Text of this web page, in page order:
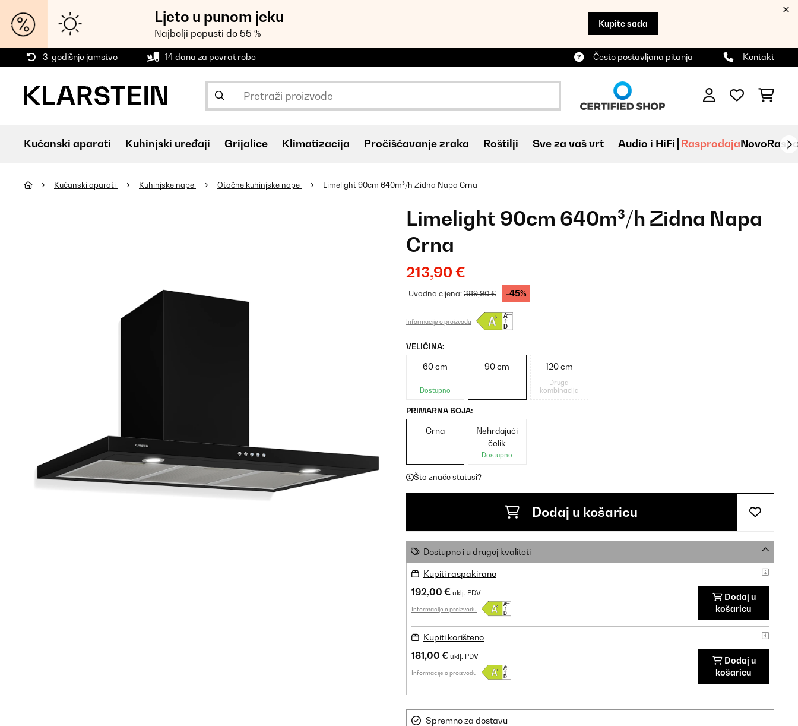
Ljeto u punom jeku
Najbolji popusti do 55 %
Kupite sada
3-godišnje jamstvo 14 dana za povrat robe Često postavljana pitanja Kontakt
Kućanski aparati Kuhinjski uređaji Grijalice Klimatizacija Pročišćavanje zraka Roštilji Sve za vaš vrt Audio i HiFi RasprodajaNovo
Kućanski aparati Kuhinjske nape Otočne kuhinjske nape Limelight 90cm 640m³/h Zidna Napa Crna
Limelight 90cm 640m³/h Zidna Napa
Crna
213,90 €
Uvodna cijena:389,90 € -45%
Informacije o proizvodu
VELIČINA:
60 cm
Dostupno
90 cm 120 cm
Druga
kombinacija
PRIMARNA BOJA:
Crna
Nehrđajući
čelik
Dostupno
Što znače statusi?
Dodaj u košaricu
Dostupno i u drugoj kvaliteti
Kupiti raspakirano
192,00 € uklj. PDV
Informacije o proizvodu
Dodaj u
košaricu
Kupiti korišteno
181,00 € uklj. PDV
Informacije o proizvodu
Dodaj u
košaricu
Spremno za dostavu